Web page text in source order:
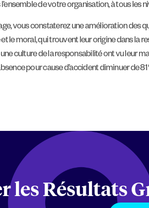
de votre organisation, à tous les
vous constaterez une amélioration des
le moral, qui trouvent leur origine dans la
culture de la responsabilité ont vu leur
pour cause d’accident diminuer de
les Résultats